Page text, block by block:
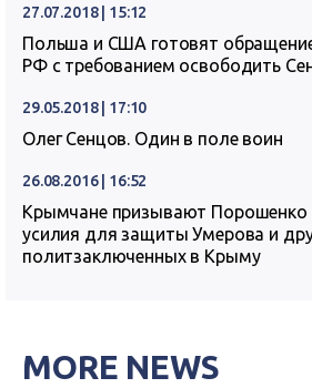
27.07.2018 | 15:12
Польша и США готовят
РФ с требованием освободить
29.05.2018 | 17:10
Олег Сенцов. Один в поле воин
26.08.2016 | 16:52
Крымчане призывают Порошенко
усилия для защиты Умерова и
политзаключенных в Крыму
MORE NEWS